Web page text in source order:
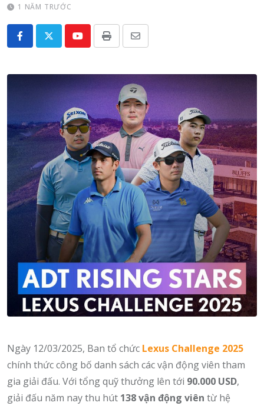
1 NĂM TRƯỚC
YoutubePrint
Share
Email
Ngày 12/03/2025, Ban tổ chức Lexus Challenge 2025
chính thức công bố danh sách các vận động viên tham
gia giải đấu. Với tổng quỹ thưởng lên tới 90.000 USD,
giải đấu năm nay thu hút 138 vận động viên từ hệ